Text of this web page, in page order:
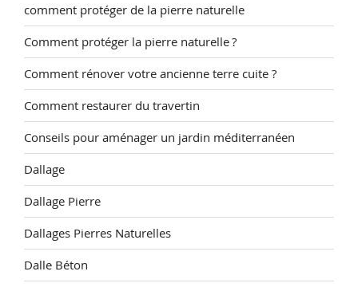
comment protéger de la pierre naturelle
Comment protéger la pierre naturelle ?
Comment rénover votre ancienne terre cuite ?
Comment restaurer du travertin
Conseils pour aménager un jardin méditerranéen
Dallage
Dallage Pierre
Dallages Pierres Naturelles
Dalle Béton